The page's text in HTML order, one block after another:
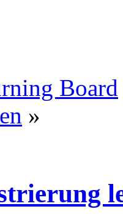
Board
»